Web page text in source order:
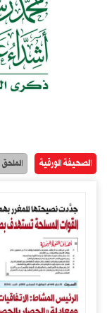
الصحيفة الورقية الملحق